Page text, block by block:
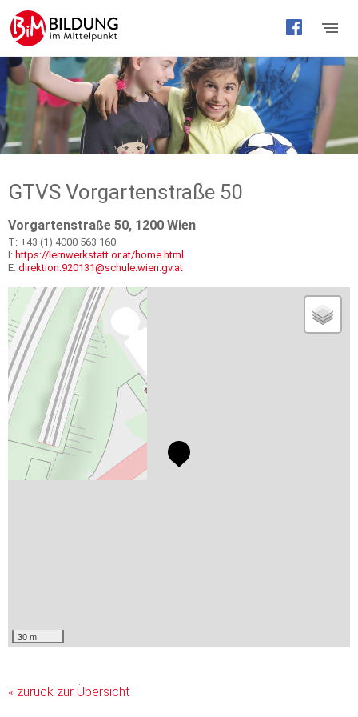
Barrierefreie
Bedienung
der
Webseite
GTVS Vorgartenstraße 50
Vorgartenstraße 50, 1200 Wien
T: +43 (1) 4000 563 160
I: https://lernwerkstatt.or.at/home.html
E: direktion.920131@schule.wien.gv.at
30 m
« zurück zur Übersicht